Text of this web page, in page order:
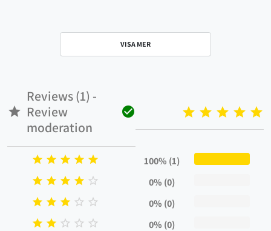
VISA MER

Reviews (1) -
Review
moderation

     100% (1)
     0% (0)
     0% (0)
     0% (0)